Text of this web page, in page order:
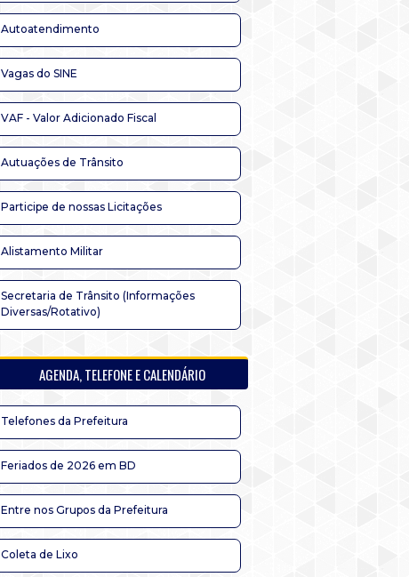
Autoatendimento
Vagas do SINE
VAF - Valor Adicionado Fiscal
Autuações de Trânsito
Participe de nossas Licitações
Alistamento Militar
Secretaria de Trânsito (Informações
Diversas/Rotativo)
AGENDA, TELEFONE E CALENDÁRIO
Telefones da Prefeitura
Feriados de 2026 em BD
Entre nos Grupos da Prefeitura
Coleta de Lixo